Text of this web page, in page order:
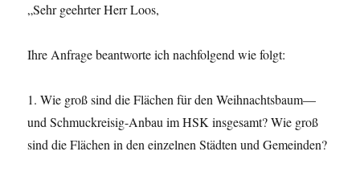
„Sehr geehrter Herr Loos,
Ihre Anfrage beantworte ich nachfolgend wie folgt:
1. Wie groß sind die Flächen für den Weihnachtsbaum—
und Schmuckreisig-Anbau im HSK insgesamt? Wie groß
sind die Flächen in den einzelnen Städten und Gemeinden?